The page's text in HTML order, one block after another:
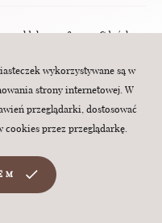
124, 80-244 Gdańsk
me.com.pl
MINT
wykorzystywane są w
strony internetowej. W
przeglądarki, dostosować
przez przeglądarkę.